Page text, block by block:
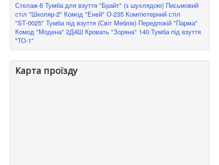
Стелаж-6 Тумба для взуття "Брайт" (з шухлядою) Письмовий
стіл "Школяр-2" Комод "Еней" О-235 Комп'ютерний стіл
"SТ-0025" Тумба під взуття (Світ Меблів) Передпокій "Парма"
Комод "Модена" 2Д4Ш Кровать "Зоряна" 140 Тумба під взуття
"ТО-1"
Карта проїзду